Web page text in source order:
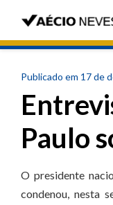
Publicado em 17 de
Paulo
O presidente
condenou, nesta